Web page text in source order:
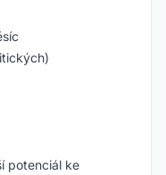
potenciál ke